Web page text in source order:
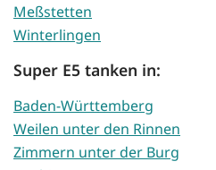
Meßstetten
Winterlingen
Super E5 tanken in:
Baden-Württemberg
Weilen unter den Rinnen
Zimmern unter der Burg